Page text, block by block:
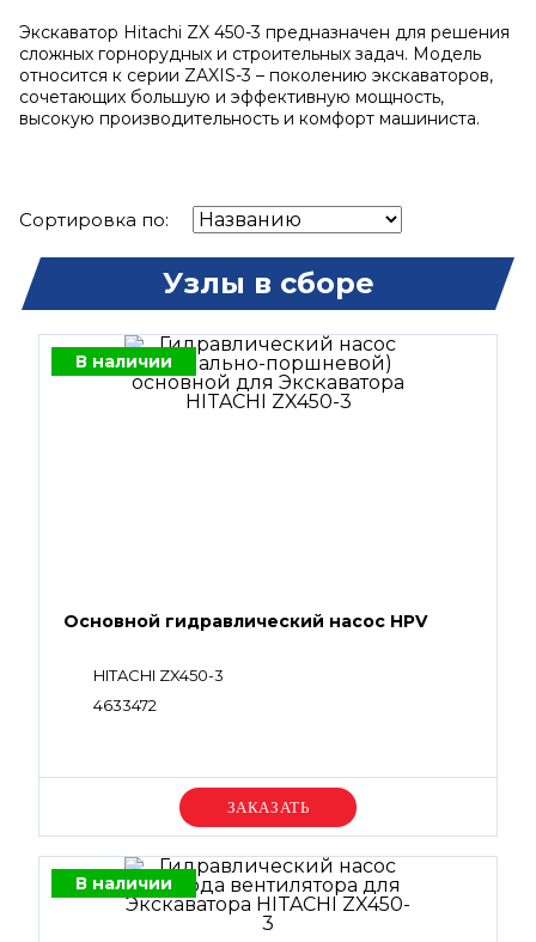
Экскаватор Hitachi ZX 450-3 предназначен для решения
сложных горнорудных и строительных задач. Модель
относится к серии ZAXIS-3 – поколению экскаваторов,
сочетающих большую и эффективную мощность,
высокую производительность и комфорт машиниста.
Сортировка по:
Узлы в сборе
В наличии
Основной гидравлический насос HPV
HITACHI ZX450-3
4633472
Уточняйте цену
В наличии